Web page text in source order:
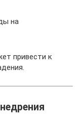
на
привести к